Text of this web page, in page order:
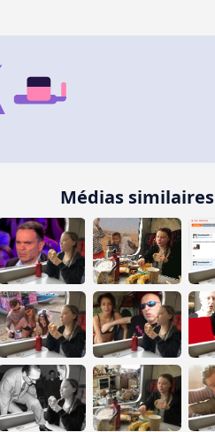
Médias similaires